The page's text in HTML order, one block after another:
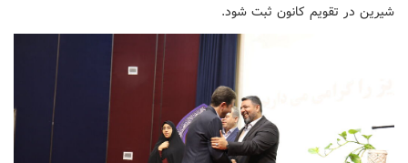
شیرین در تقویم کانون ثبت شود.